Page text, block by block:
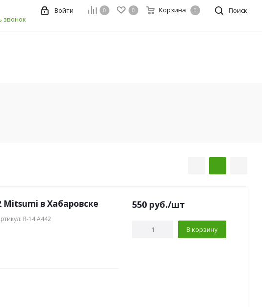
Поиск
0 0 Корзина 0
Войти
звонок
в Хабаровске
R-14 A442
550 руб./шт
В корзину